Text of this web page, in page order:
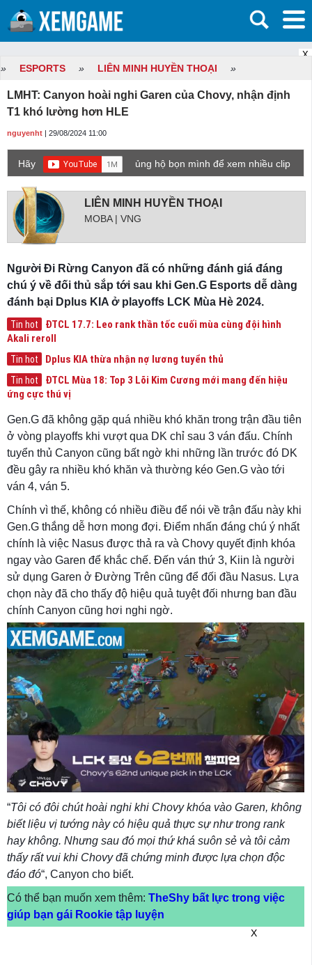
X
» ESPORTS » LIÊN MINH HUYỀN THOẠI »
LMHT: Canyon hoài nghi Garen của Chovy, nhận định
T1 khó lường hơn HLE
nguyenht | 29/08/2024 11:00
Hãy
ủng hộ bọn mình để xem nhiều clip
LIÊN MINH HUYỀN THOẠI
MOBA | VNG
Người Đi Rừng Canyon đã có những đánh giá đáng
chú ý về đối thủ sắp tới sau khi Gen.G Esports dễ dàng
đánh bại Dplus KIA ở playoffs LCK Mùa Hè 2024.
Tin hot
ĐTCL 17.7: Leo rank thần tốc cuối mùa cùng đội hình
Akali reroll
Tin hot Dplus KIA thừa nhận nợ lương tuyển thủ
Tin hot
ĐTCL Mùa 18: Top 3 Lõi Kim Cương mới mang đến hiệu
ứng cực thú vị
Gen.G đã không gặp quá nhiều khó khăn trong trận đầu tiên
ở vòng playoffs khi vượt qua DK chỉ sau 3 ván đấu. Chính
tuyển thủ Canyon cũng bất ngờ khi những lần trước đó DK
đều gây ra nhiều khó khăn và thường kéo Gen.G vào tới
ván 4, ván 5.
Chính vì thế, không có nhiều điều để nói về trận đấu này khi
Gen.G thắng dễ hơn mong đợi. Điểm nhấn đáng chú ý nhất
chính là việc Nasus được thả ra và Chovy quyết định khóa
ngay vào Garen để khắc chế. Đến ván thứ 3, Kiin là người
sử dụng Garen ở Đường Trên cũng để đối đầu Nasus. Lựa
chọn này đã cho thấy độ hiệu quả tuyệt đối nhưng ban đầu
chính Canyon cũng hơi nghi ngờ.
“Tôi có đôi chút hoài nghi khi Chovy khóa vào Garen, không
biết liệu vị tướng này có hiệu quả thực sự như trong rank
hay không. Nhưng sau đó mọi thứ khá suôn sẻ và tôi cảm
thấy rất vui khi Chovy đã chứng minh được lựa chọn độc
đáo đó“, Canyon cho biết.
Có thể bạn muốn xem thêm: TheShy bất lực trong việc
giúp bạn gái Rookie tập luyện
X